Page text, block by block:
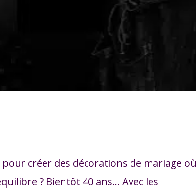
créer des décorations de mariage où
? Bientôt 40 ans… Avec les